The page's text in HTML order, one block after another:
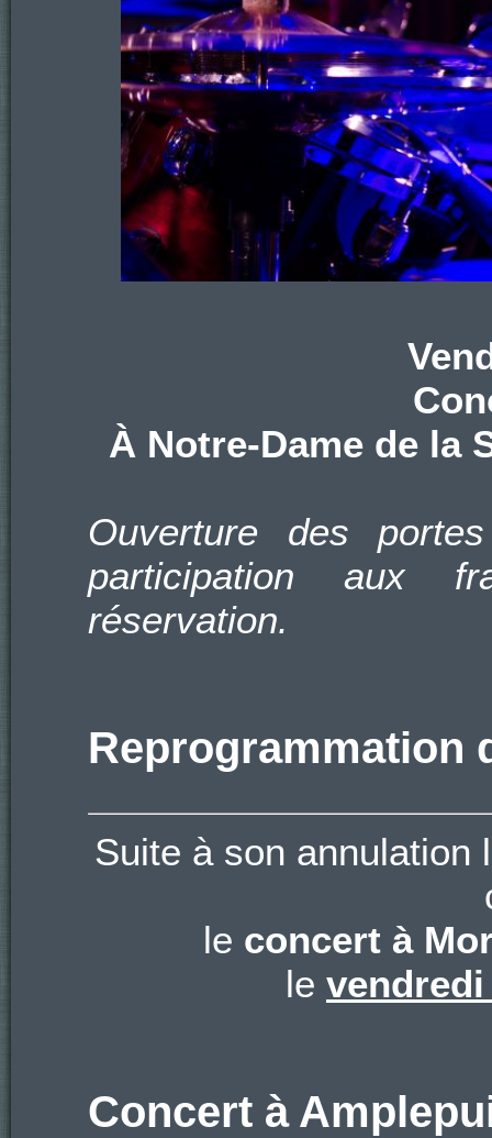
À Notre-Dame de la
Ouverture des
participation aux
réservation.
Reprogrammation
Suite à son annulation
le concert à
le vendredi
Concert à